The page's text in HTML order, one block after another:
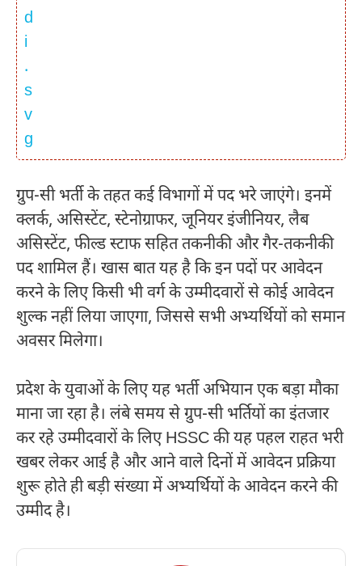
ग्रुप-सी भर्ती के तहत कई विभागों में पद भरे जाएंगे। इनमें
क्लर्क, असिस्टेंट, स्टेनोग्राफर, जूनियर इंजीनियर, लैब
असिस्टेंट, फील्ड स्टाफ सहित तकनीकी और गैर-तकनीकी
पद शामिल हैं। खास बात यह है कि इन पदों पर आवेदन
करने के लिए किसी भी वर्ग के उम्मीदवारों से कोई आवेदन
शुल्क नहीं लिया जाएगा, जिससे सभी अभ्यर्थियों को समान
अवसर मिलेगा।
प्रदेश के युवाओं के लिए यह भर्ती अभियान एक बड़ा मौका
माना जा रहा है। लंबे समय से ग्रुप-सी भर्तियों का इंतजार
कर रहे उम्मीदवारों के लिए HSSC की यह पहल राहत भरी
खबर लेकर आई है और आने वाले दिनों में आवेदन प्रक्रिया
शुरू होते ही बड़ी संख्या में अभ्यर्थियों के आवेदन करने की
उम्मीद है।